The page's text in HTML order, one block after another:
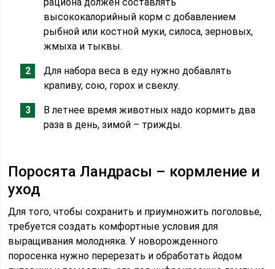
высококалорийный корм с добавлением
рыбной или костной муки, силоса, зерновых,
жмыха и тыквы.
Для набора веса в еду нужно добавлять
крапиву, сою, горох и свеклу.
В летнее время животных надо кормить два
раза в день, зимой – трижды.
Поросята Ландрасы – кормление и
уход
Для того, чтобы сохранить и приумножить поголовье,
требуется создать комфортные условия для
выращивания молодняка. У новорожденного
поросенка нужно перерезать и обработать йодом